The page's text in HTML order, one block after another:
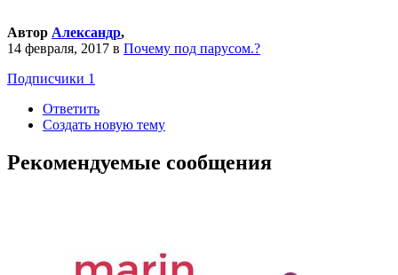
Автор Александр,
14 февраля, 2017 в Почему под парусом.?
Подписчики 1
Ответить
Создать новую тему
Рекомендуемые сообщения